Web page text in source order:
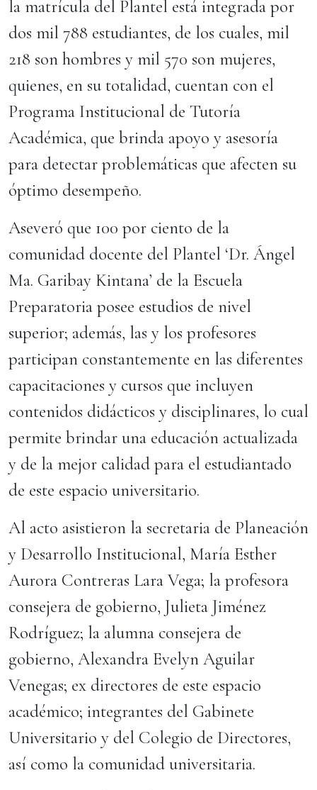
la matrícula del Plantel está integrada por
dos mil 788 estudiantes, de los cuales, mil
218 son hombres y mil 570 son mujeres,
quienes, en su totalidad, cuentan con el
Programa Institucional de Tutoría
Académica, que brinda apoyo y asesoría
para detectar problemáticas que afecten su
óptimo desempeño.
Aseveró que 100 por ciento de la
comunidad docente del Plantel ‘Dr. Ángel
Ma. Garibay Kintana’ de la Escuela
Preparatoria posee estudios de nivel
superior; además, las y los profesores
participan constantemente en las diferentes
capacitaciones y cursos que incluyen
contenidos didácticos y disciplinares, lo cual
permite brindar una educación actualizada
y de la mejor calidad para el estudiantado
de este espacio universitario.
Al acto asistieron la secretaria de Planeación
y Desarrollo Institucional, María Esther
Aurora Contreras Lara Vega; la profesora
consejera de gobierno, Julieta Jiménez
Rodríguez; la alumna consejera de
gobierno, Alexandra Evelyn Aguilar
Venegas; ex directores de este espacio
académico; integrantes del Gabinete
Universitario y del Colegio de Directores,
así como la comunidad universitaria.